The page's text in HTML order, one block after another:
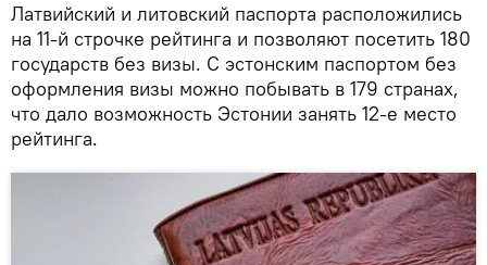
Латвийский и литовский паспорта расположились
на 11-й строчке рейтинга и позволяют посетить 180
государств без визы. С эстонским паспортом без
оформления визы можно побывать в 179 странах,
что дало возможность Эстонии занять 12-е место
рейтинга.